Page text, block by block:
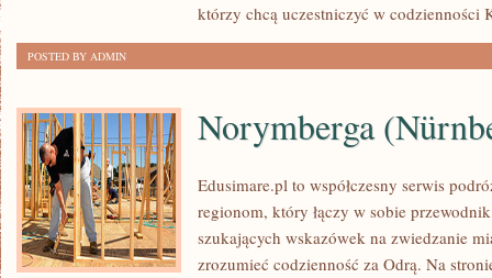
którzy chcą uczestniczyć w codzienności
POSTED BY ADMIN
Norymberga
Edusimare.pl to współczesny serwis
regionom, który łączy w sobie
szukających wskazówek na zwiedzanie
zrozumieć codzienność za Odrą. Na